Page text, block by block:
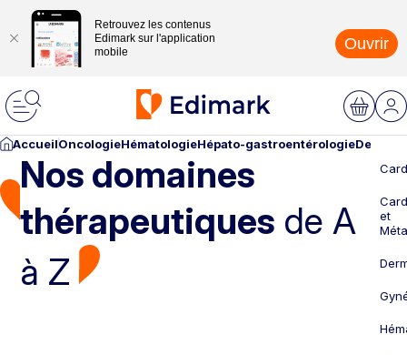
Retrouvez les contenus
Edimark sur l'application
mobile
Ouvrir
AccueilOncologieHématologieHépato-gastroentérologie
Nos domaines
thérapeutiques de A
à Z
et